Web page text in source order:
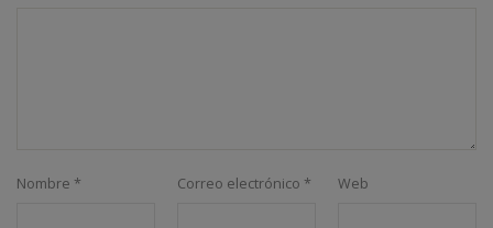
Nombre * Correo electrónico * Web